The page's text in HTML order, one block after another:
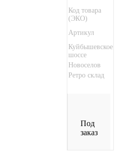
Код товара
(ЭКО)
Артикул
Куйбышевское
шоссе
Новоселов
Ретро склад
Под
заказ